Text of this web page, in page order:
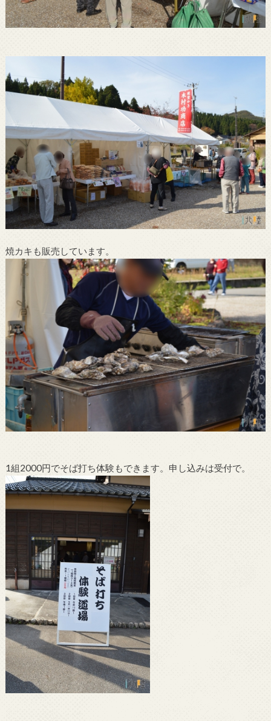
焼カキも販売しています。
1組2000円でそば打ち体験もできます。申し込みは受付で。